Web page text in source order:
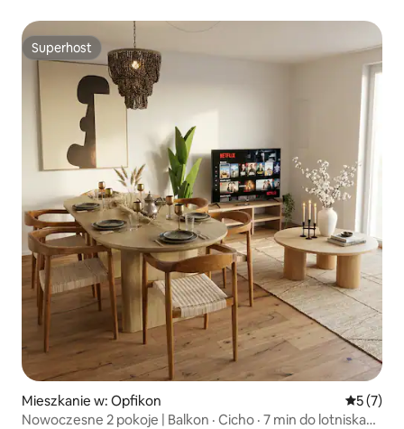
Superhost
Superhost
Mieszkanie w: Opfikon Średnia
5 (7)
Nowoczesne 2 pokoje | Balkon · Cicho · 7 min do lotniska